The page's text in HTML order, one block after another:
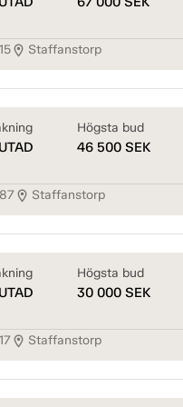
location_on Staffanstorp
Högsta bud
46 500 SEK
location_on Staffanstorp
Högsta bud
30 000 SEK
location_on Staffanstorp